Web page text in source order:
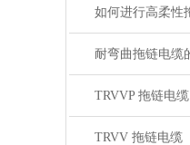
TRVVP 拖链电缆
TRVV 拖链电缆